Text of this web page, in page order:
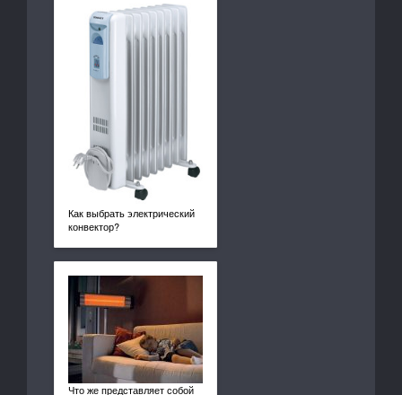
Как выбрать электрический
конвектор?
Что же представляет собой